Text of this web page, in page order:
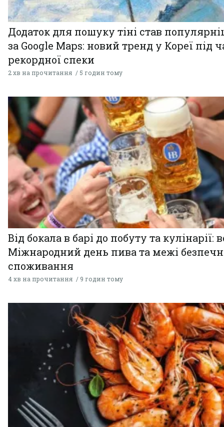
Додаток для пошуку тіні став
за Google Maps: новий тренд у Кореї під
рекордної спеки
2 хв на прочитання 5 годин тому
Від бокала в барі до побуту та кулінарії:
Міжнародний день пива та межі
споживання
4 хв на прочитання 9 годин тому